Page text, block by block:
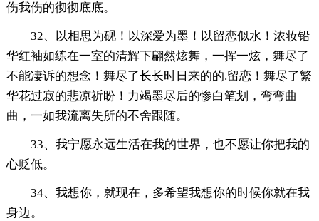
伤我伤的彻彻底底。
32、以相思为砚！以深爱为墨！以留恋似水！浓妆铅
华红袖如练在一室的清辉下翩然炫舞，一挥一炫，舞尽了
不能凄诉的想念！舞尽了长长时日来的的.留恋！舞尽了繁
华花过寂的悲凉祈盼！力竭墨尽后的惨白笔划，弯弯曲
曲，一如我流离失所的不舍跟随。
33、我宁愿永远生活在我的世界，也不愿让你把我的
心贬低。
34、我想你，就现在，多希望我想你的时候你就在我
身边。